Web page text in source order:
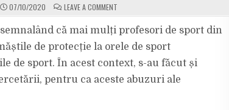
07/10/2020 LEAVE A COMMENTON
POTRIVIT
SĂNĂTĂȚII,
MASCA
NU
ESTE
OBLIGATORIE
ȘI
RECOMANDATĂ
că mai mulți profesori de sport din
de protecție la orele de sport
de sport. În acest context, s-au făcut și
pentru ca aceste abuzuri ale